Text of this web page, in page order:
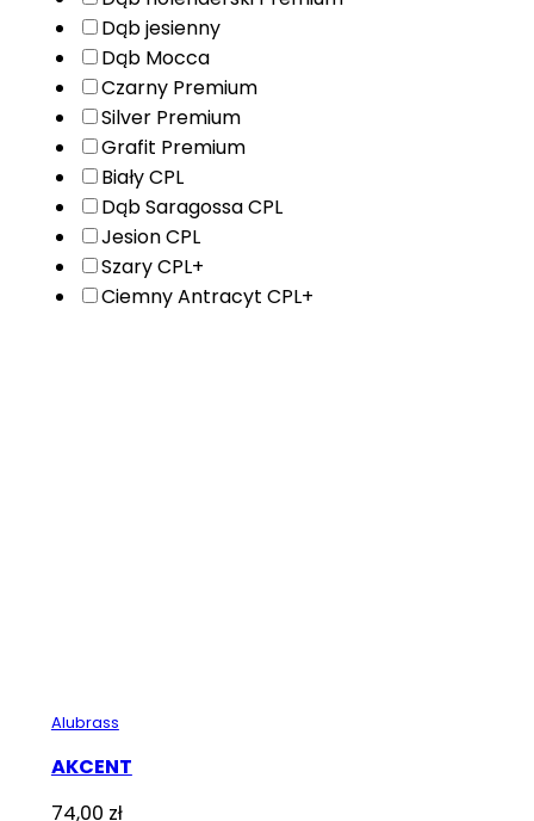
Dąb jesienny
Dąb Mocca
Czarny Premium
Silver Premium
Grafit Premium
Biały CPL
Dąb Saragossa CPL
Jesion CPL
Szary CPL+
Ciemny Antracyt CPL+
Alubrass
AKCENT
74,00 zł